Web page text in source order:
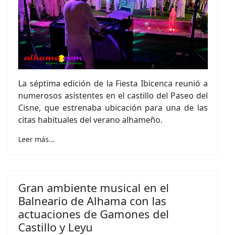
La séptima edición de la Fiesta Ibicenca reunió a
numerosos asistentes en el castillo del Paseo del
Cisne, que estrenaba ubicación para una de las
citas habituales del verano alhameño.
Leer más…
Gran ambiente musical en el
Balneario de Alhama con las
actuaciones de Gamones del
Castillo y Leyu